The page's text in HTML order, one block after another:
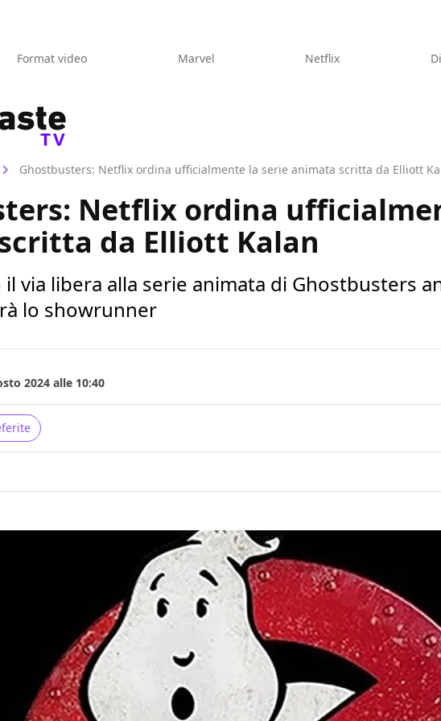
Format video Marvel Netflix
TV
Ghostbusters: Netflix ordina ufficialmente la serie animata scritta da Elliott
Netflix ordina
da Elliott Kalan
via libera alla serie animata di Ghostbusters
lo showrunner
2024 alle 10:40